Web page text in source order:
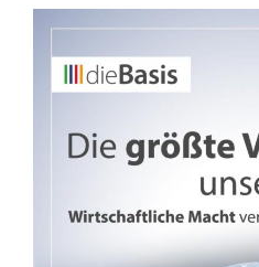
Zukunft
verrät